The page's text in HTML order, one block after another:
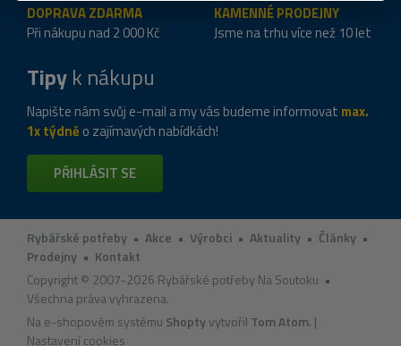
POPIS PRODUKTU
DOPRAVA ZDARMA
Při nákupu nad 2 000 Kč
KAMENNÉ PRODEJNY
Jsme na trhu více než 10 let
Tipyk nákupu
Napište nám svůj e-mail a my vás budeme informovat max.
1x týdně o zajímavých nabídkách!
PŘIHLÁSIT SE
Rybářské potřeby • Akce • Výrobci • Aktuality • Články •
Prodejny • Kontakt
Copyright © 2007-2026 Rybářské potřeby Na Soutoku •
Všechna práva vyhrazena.
Na e-shopovém systému Shoptyvytvořil Tom Atom. |
Nastavení cookies